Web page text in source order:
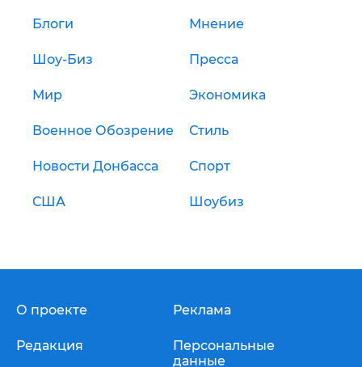
Блоги Мнение
Шоу-Биз Пресса
Мир Экономика
Военное Обозрение Стиль
Новости Донбасса Спорт
США Шоубиз
О проекте
Редакция
Реклама
Персональные
данные